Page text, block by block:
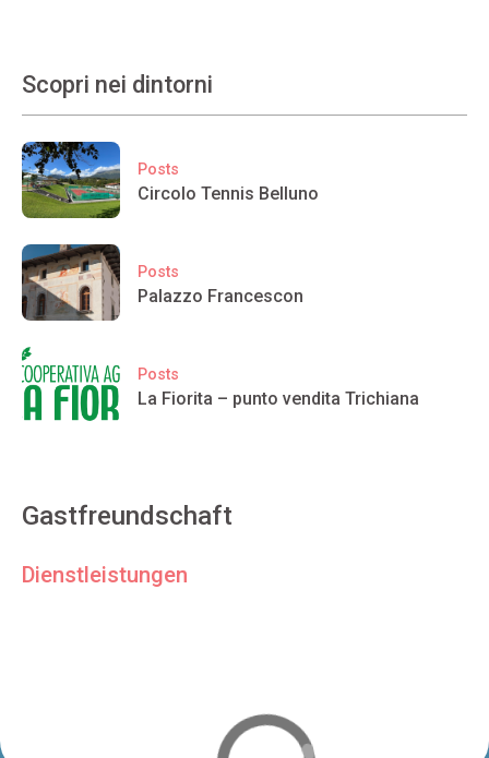
Scopri nei dintorni
Posts
Circolo Tennis Belluno
Posts
Palazzo Francescon
Posts
La Fiorita – punto vendita Trichiana
Gastfreundschaft
Dienstleistungen